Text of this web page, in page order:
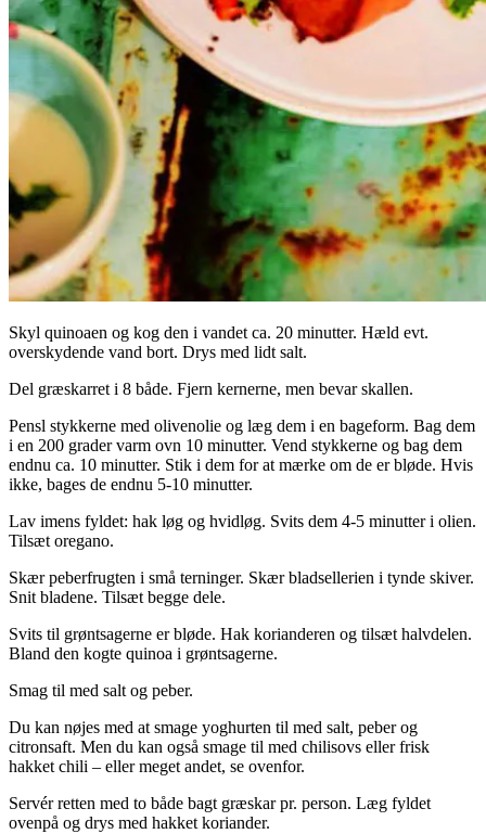
Skyl quinoaen og kog den i vandet ca. 20 minutter. Hæld evt.
overskydende vand bort. Drys med lidt salt.
Del græskarret i 8 både. Fjern kernerne, men bevar skallen.
Pensl stykkerne med olivenolie og læg dem i en bageform. Bag dem
i en 200 grader varm ovn 10 minutter. Vend stykkerne og bag dem
endnu ca. 10 minutter. Stik i dem for at mærke om de er bløde. Hvis
ikke, bages de endnu 5-10 minutter.
Lav imens fyldet: hak løg og hvidløg. Svits dem 4-5 minutter i olien.
Tilsæt oregano.
Skær peberfrugten i små terninger. Skær bladsellerien i tynde skiver.
Snit bladene. Tilsæt begge dele.
Svits til grøntsagerne er bløde. Hak korianderen og tilsæt halvdelen.
Bland den kogte quinoa i grøntsagerne.
Smag til med salt og peber.
Du kan nøjes med at smage yoghurten til med salt, peber og
citronsaft. Men du kan også smage til med chilisovs eller frisk
hakket chili – eller meget andet, se ovenfor.
Servér retten med to både bagt græskar pr. person. Læg fyldet
ovenpå og drys med hakket koriander.